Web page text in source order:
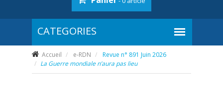
Accueil e-RDN
Revue n° 891 Juin 2026
La Guerre mondiale n’aura pas lieu